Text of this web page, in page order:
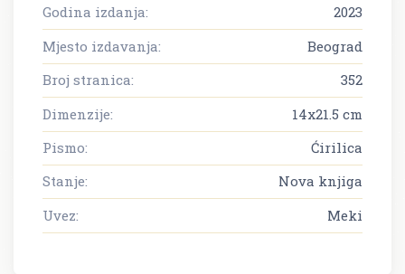
Godina izdanja:
2023
Mjesto izdavanja:
Beograd
Broj stranica:
352
Dimenzije:
14x21.5 cm
Pismo:
Ćirilica
Stanje:
Nova knjiga
Uvez:
Meki